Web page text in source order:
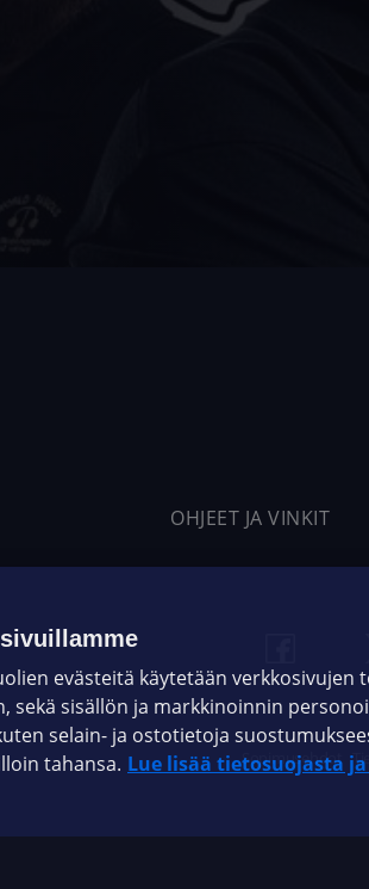
OHJEET JA VINKIT
Sopimusehdot
evästeitä käytetään verkkosivujen
sekä sisällön ja markkinoinnin
selain- ja ostotietoja
tahansa. Lue lisää tietosuojasta